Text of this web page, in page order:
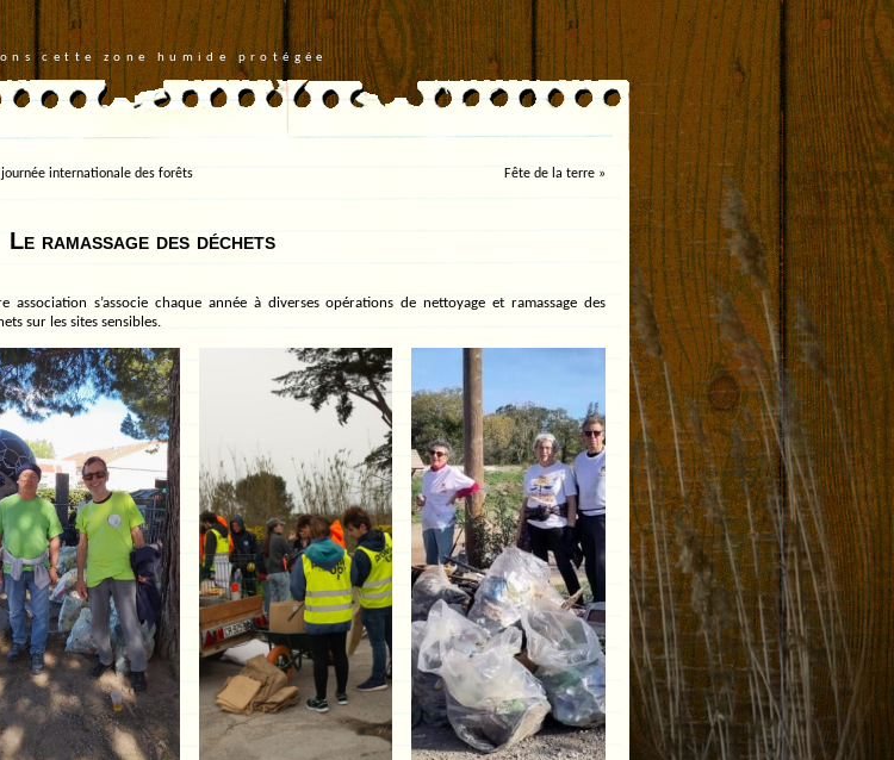
cette zone humide protégée
journée internationale des forêts Fête de la terre »
Le ramassage des déchets
association s’associe chaque année à diverses opérations de nettoyage et ramassage des
sur les sites sensibles.